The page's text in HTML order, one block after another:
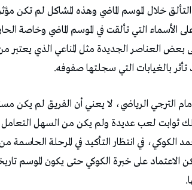
التألق خلال الموسم الماضي وهذه المشاكل لم تكن
على الأسماء التي تألقت في الموسم الماضي وخاصة
بعض العناصر الجديدة مثل المناعي الذي يعتبر
تأثر بالغيابات التي سجلتها صفوفه.
الترجي الرياضي، لا يعني أن الفريق لم يكن
ثوابت لعب عديدة ولم يكن من السهل التعامل
الكوكي، في انتظار التأكيد في المرحلة
الاعتماد على خبرة الكوكي حتى يكون الموسم